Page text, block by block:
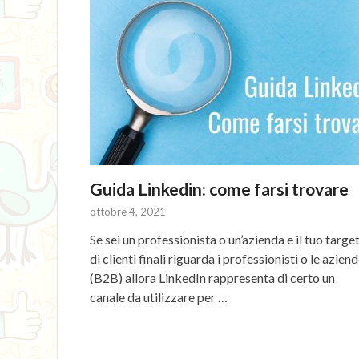
Guida Linkedin: come farsi trovare
ottobre 4, 2021
Se sei un professionista o un’azienda e il tuo target
di clienti finali riguarda i professionisti o le
(B2B) allora LinkedIn rappresenta di certo un
canale da utilizzare per …